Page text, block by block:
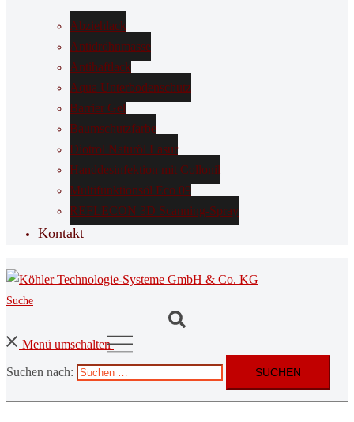
Abziehlack
Antidröhnmasse
Antihaftlack
Aqua Unterbodenschutz
Barrier Gel
Baumschutzfarbe
Diotrol Naturöl Lasur
Handdesinfektion mit Collonil
Multifunktionsöl Eco 09
REFLECON 3D Scanning-Spray
Kontakt
Suche
Menü umschalten
Suchen nach: